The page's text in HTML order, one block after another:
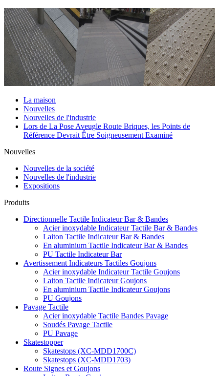
La maison
Nouvelles
Nouvelles de l'industrie
Lors de La Pose Aveugle Route Briques, les Points de
Référence Devrait Être Soigneusement Examiné
Nouvelles
Nouvelles de la société
Nouvelles de l'industrie
Expositions
Produits
Directionnelle Tactile Indicateur Bar & Bandes
Acier inoxydable Indicateur Tactile Bar & Bandes
Laiton Tactile Indicateur Bar & Bandes
En aluminium Tactile Indicateur Bar & Bandes
PU Tactile Indicateur Bar
Avertissement Indicateurs Tactiles Goujons
Acier inoxydable Indicateur Tactile Goujons
Laiton Tactile Indicateur Goujons
En aluminium Tactile Indicateur Goujons
PU Goujons
Pavage Tactile
Acier inoxydable Tactile Bandes Pavage
Soudés Pavage Tactile
PU Pavage
Skatestopper
Skatestops (XC-MDD1700C)
Skatestops (XC-MDD1703)
Route Signes et Goujons